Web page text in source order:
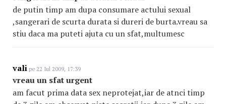
de putin timp am dupa consumare actului sexual
,sangerari de scurta durata si dureri de burta.vreau sa
stiu daca ma puteti ajuta cu un sfat,multumesc
vali pe 22 Iul 2009, 17:39
vreau un sfat urgent
am facut prima data sex neprotejat,iar de atnci timp